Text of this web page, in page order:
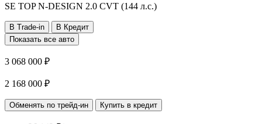
SE TOP N-DESIGN 2.0 CVT (144 л.с.)
В Trade-in
В Кредит
Показать все авто
3 068 000 ₽
2 168 000 ₽
Обменять по трейд-ин Купить в кредит